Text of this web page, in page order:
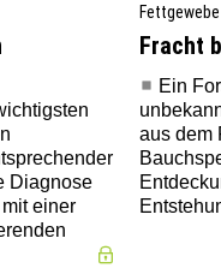
Diagnose
einer
Fettgewebe
Fracht
Ein
aus dem